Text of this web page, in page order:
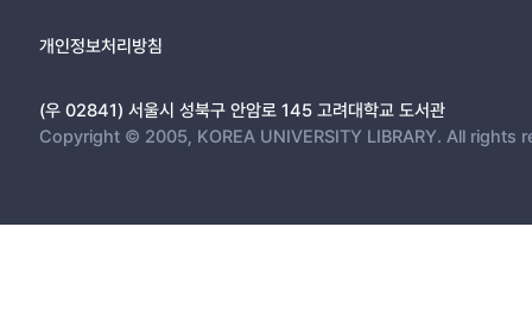
개인정보처리방침
(우 02841) 서울시 성북구 안암로 145 고려대학교 도서관
Copyright © 2005, KOREA UNIVERSITY LIBRARY. All rights